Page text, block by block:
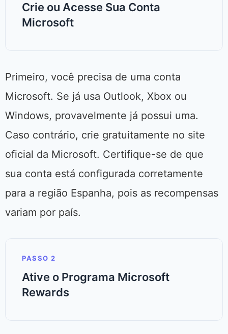
Crie ou Acesse Sua Conta
Microsoft
Primeiro, você precisa de uma conta
Microsoft. Se já usa Outlook, Xbox ou
Windows, provavelmente já possui uma.
Caso contrário, crie gratuitamente no site
oficial da Microsoft. Certifique-se de que
sua conta está configurada corretamente
para a região Espanha, pois as recompensas
variam por país.
PASSO 2
Ative o Programa Microsoft
Rewards